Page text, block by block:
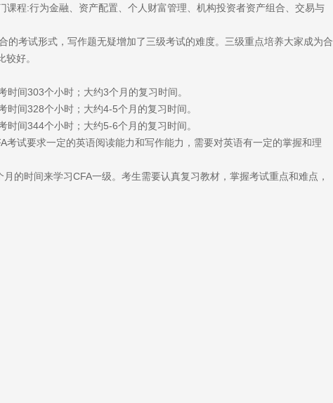
课程:行为金融、资产配置、个人财富管理、机构投资者资产组合、交易与
的考试形式，写作题无疑增加了三级考试的难度。三级重点培养大家成为合
好。
间303个小时；大约3个月的复习时间。
间328个小时；大约4-5个月的复习时间。
间344个小时；大约5-6个月的复习时间。
考试要求一定的英语阅读能力和写作能力，需要对英语有一定的掌握和理
的时间来学习CFA一级。考生需要认真复习教材，掌握考试重点和难点，